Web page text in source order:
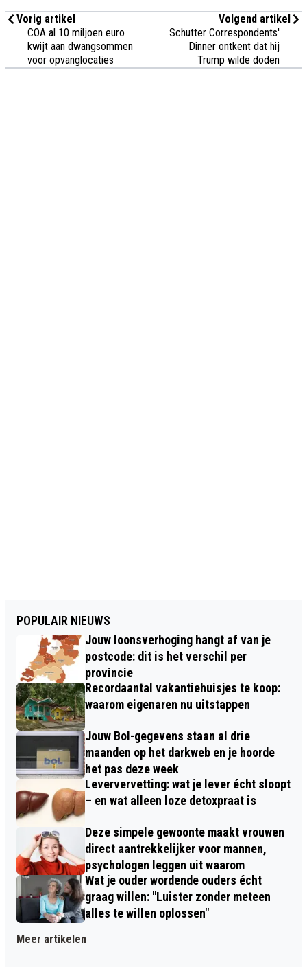
Vorig artikel
COA al 10 miljoen euro
kwijt aan dwangsommen
voor opvanglocaties
Volgend artikel
Schutter Correspondents'
Dinner ontkent dat hij
Trump wilde doden
POPULAIR NIEUWS
Jouw loonsverhoging hangt af van je
postcode: dit is het verschil per
provincie
Recordaantal vakantiehuisjes te koop:
waarom eigenaren nu uitstappen
Jouw Bol-gegevens staan al drie
maanden op het darkweb en je hoorde
het pas deze week
Leververvetting: wat je lever écht sloopt
– en wat alleen loze detoxpraat is
Deze simpele gewoonte maakt vrouwen
direct aantrekkelijker voor mannen,
psychologen leggen uit waarom
Wat je ouder wordende ouders écht
graag willen: "Luister zonder meteen
alles te willen oplossen"
Meer artikelen